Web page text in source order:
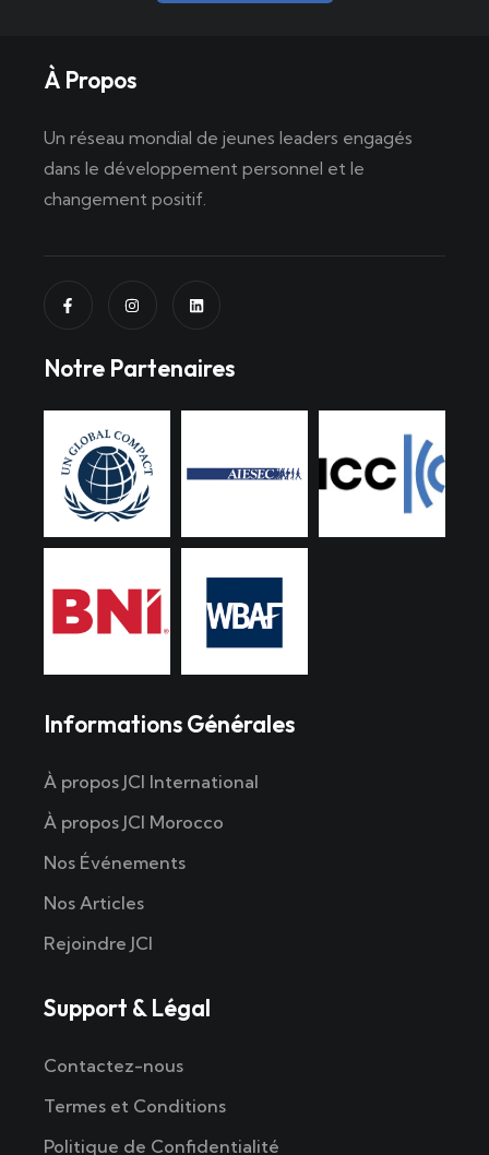
À Propos
Un réseau mondial de jeunes leaders engagés
dans le développement personnel et le
changement positif.
Notre Partenaires
Informations Générales
À propos JCI International
À propos JCI Morocco
Nos Événements
Nos Articles
Rejoindre JCI
Support & Légal
Contactez-nous
Termes et Conditions
Politique de Confidentialité